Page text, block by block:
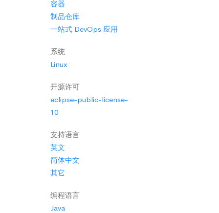
容器
制品仓库
一站式 DevOps 应用
系统
Linux
开源许可
eclipse-public-license-
10
支持语言
英文
简体中文
其它
编程语言
Java